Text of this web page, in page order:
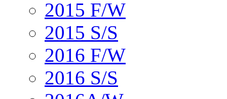
2015 F/W
2015 S/S
2016 F/W
2016 S/S